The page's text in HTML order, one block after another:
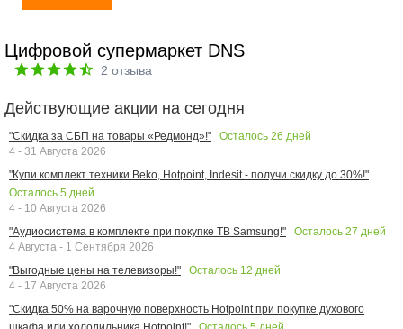
Цифровой супермаркет DNS
2 отзыва
Действующие акции на сегодня
"Скидка за СБП на товары «Редмонд»!" Осталось 26 дней
4 - 31 Августа 2026
"Купи комплект техники Beko, Hotpoint, Indesit - получи скидку до 30%!"
Осталось 5 дней
4 - 10 Августа 2026
"Аудиосистема в комплекте при покупке ТВ Samsung!"
Осталось 27 дней
4 Августа - 1 Сентября 2026
"Выгодные цены на телевизоры!"
Осталось 12 дней
4 - 17 Августа 2026
"Скидка 50% на варочную поверхность Hotpoint при покупке духового